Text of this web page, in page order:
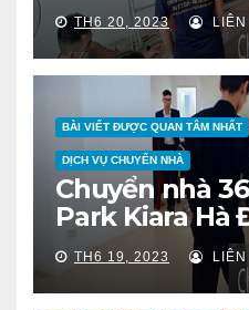
TH6 20, 2023 LIÊN
BÀI VIẾT ĐƯỢC QUAN TÂM NHẤT
DỊCH VỤ CHUYỂN NHÀ
Chuyển nhà
Park Kiara Hà
TH6 19, 2023 LIÊN